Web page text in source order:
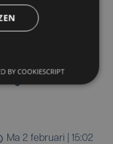
za 7 februari | 16:39
wint
Van Alphen
ma 2 februari | 15:02
BY COOKIESCRIPT